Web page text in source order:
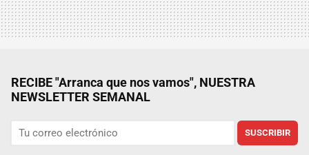
RECIBE "Arranca que nos vamos", NUESTRA
NEWSLETTER SEMANAL
SUSCRIBIR